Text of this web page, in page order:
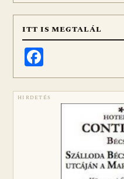
ITT IS MEGTALÁL
HIRDETÉS